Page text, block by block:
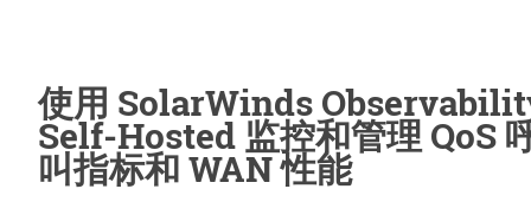
使用 SolarWinds
Self-Hosted 监控和管理 QoS
叫指标和 WAN 性能